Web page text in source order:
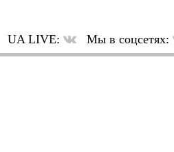
UA LIVE: Мы в соцсетях: